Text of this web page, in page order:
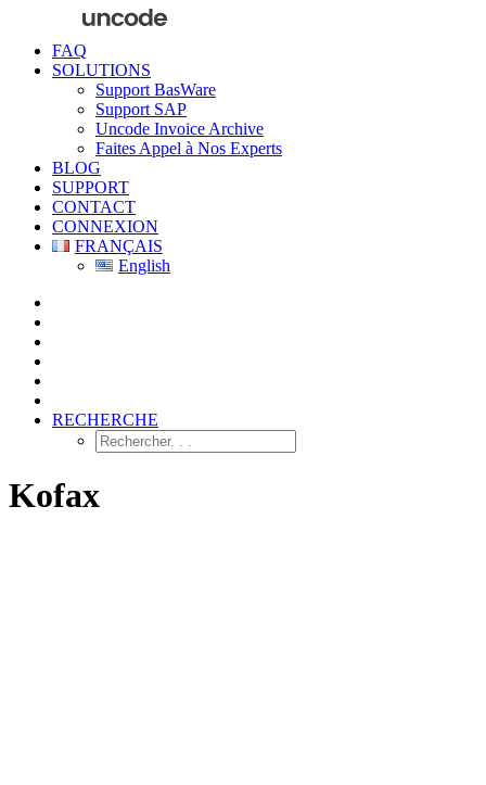
FAQ
SOLUTIONS
Support BasWare
Support SAP
Uncode Invoice Archive
Faites Appel à Nos Experts
BLOG
SUPPORT
CONTACT
CONNEXION
FRANÇAIS
English
RECHERCHE
Kofax